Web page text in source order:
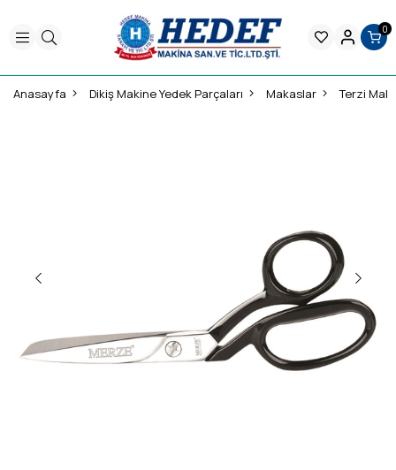
0
Anasayfa Dikiş Makine Yedek Parçaları Makaslar Terzi